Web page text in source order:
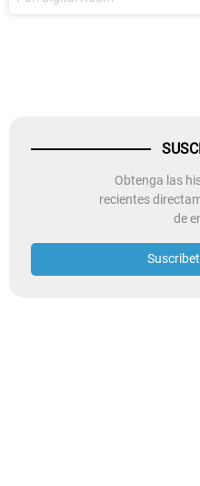
Obtenga las
recientes
de